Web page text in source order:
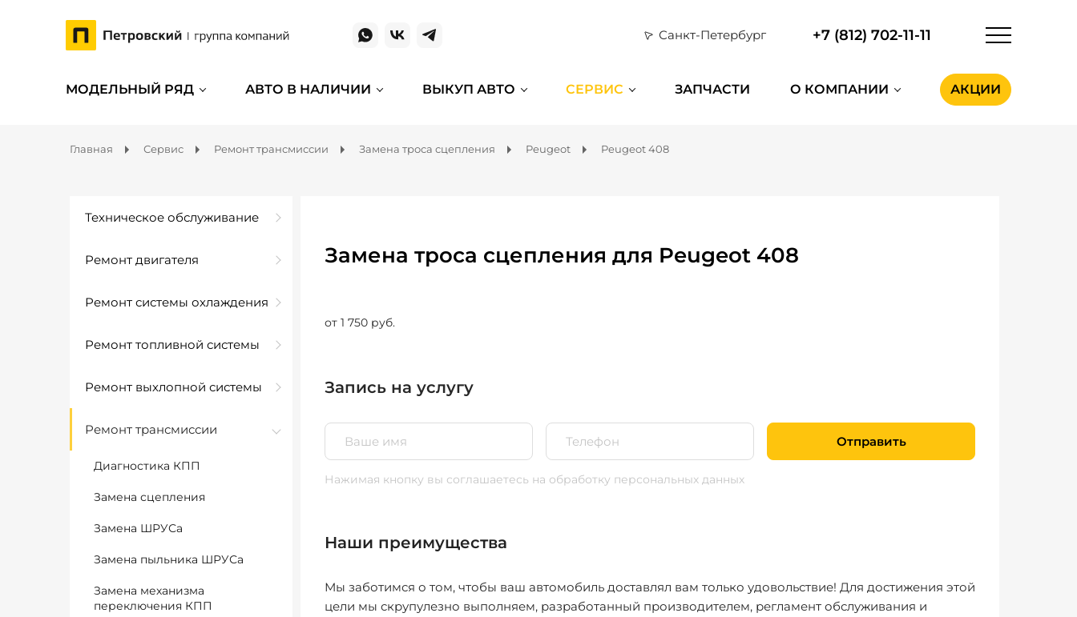
Санкт-Петербург +7 (812) 702-11-11
МОДЕЛЬНЫЙ РЯД АВТО В НАЛИЧИИ ВЫКУП АВТО СЕРВИС ЗАПЧАСТИ О КОМПАНИИ АКЦИИ
Главная Сервис Ремонт трансмиссии Замена троса сцепления Peugeot Peugeot 408
Техническое обслуживание
Ремонт двигателя
Ремонт системы охлаждения
Ремонт топливной системы
Ремонт выхлопной системы
Ремонт трансмиссии
Диагностика КПП
Замена сцепления
Замена ШРУСа
Замена пыльника ШРУСа
Замена механизма
переключения КПП
Замена троса сцепления для Peugeot 408
от 1 750 руб.
Запись на услугу
Отправить
Нажимая кнопку вы соглашаетесь на обработку персональных данных
Наши преимущества
Мы заботимся о том, чтобы ваш автомобиль доставлял вам только удовольствие! Для достижения этой
цели мы скрупулезно выполняем, разработанный производителем, регламент обслуживания и